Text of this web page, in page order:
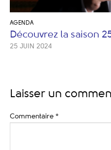
AGENDA
Découvrez la saison
25 JUIN 2024
Laisser un
Commentaire *